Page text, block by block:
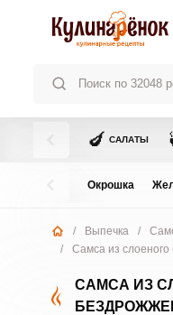
🍆 САЛАТЫ
Окрошка
/ Выпечка /
/
Самса из слоеного
САМСА ИЗ